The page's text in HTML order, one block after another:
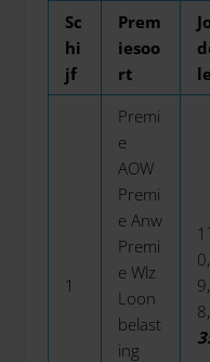
Sc
hi
jf
Prem
iesoo
rt
1
Premi
e
AOW
Premi
e Anw
Premi
e Wlz
Loon
belast
ing